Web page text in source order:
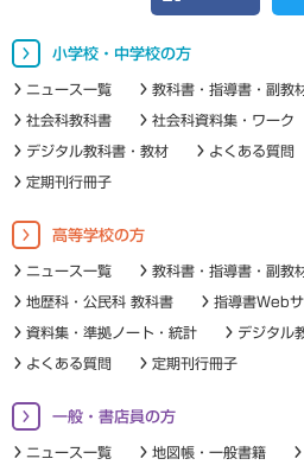
小学校・中学校の方
ニュース一覧 教科書・指導書・副教
社会科教科書 社会科資料集・ワーク
デジタル教科書・教材 よくある質問
定期刊行冊子
高等学校の方
ニュース一覧 教科書・指導書・副教
地歴科・公民科 教科書 指導書Web
資料集・準拠ノート・統計 デジタル
よくある質問 定期刊行冊子
一般・書店員の方
ニュース一覧 地図帳・一般書籍